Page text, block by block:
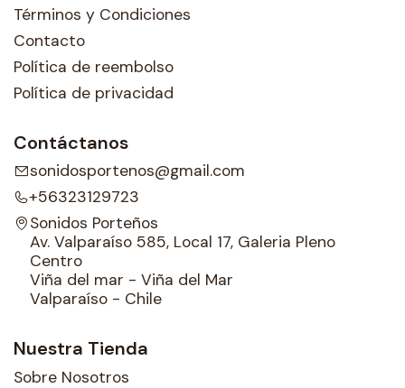
Términos y Condiciones
Contacto
Política de reembolso
Política de privacidad
Contáctanos
sonidosportenos@gmail.com
+56323129723
Sonidos Porteños
Av. Valparaíso 585, Local 17, Galeria Pleno
Centro
Viña del mar - Viña del Mar
Valparaíso - Chile
Nuestra Tienda
Sobre Nosotros